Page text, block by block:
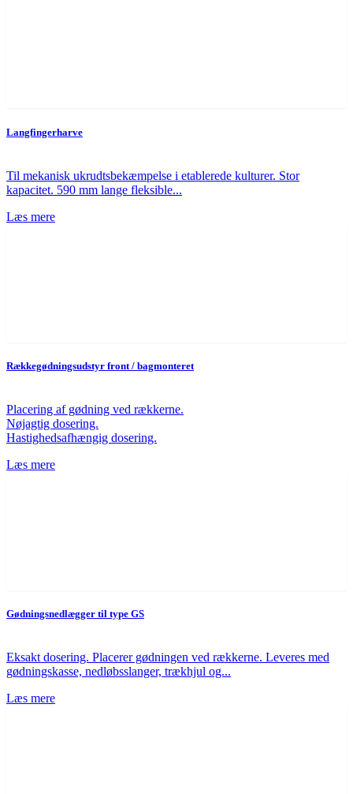
Langfingerharve
Til mekanisk ukrudtsbekæmpelse i etablerede kulturer. Stor
kapacitet. 590 mm lange fleksible...
Læs mere
Rækkegødningsudstyr front / bagmonteret
Placering af gødning ved rækkerne.
Nøjagtig dosering.
Hastighedsafhængig dosering.
Læs mere
Gødningsnedlægger til type GS
Eksakt dosering. Placerer gødningen ved rækkerne. Leveres med
gødningskasse, nedløbsslanger, trækhjul og...
Læs mere